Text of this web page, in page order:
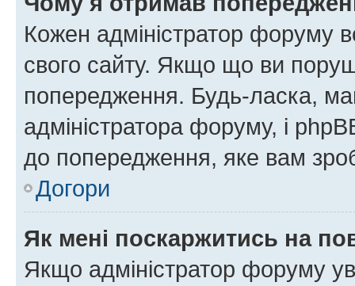
Кожен адміністратор форуму
свого сайту. Якщо що ви
попередження. Будь-ласка,
адміністратора форуму, і
до попередження, яке вам
Догори
Як мені поскаржитись на
Якщо адміністратор форуму